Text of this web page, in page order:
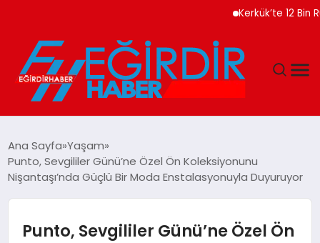
Kerkük’te 12 Bin
EĞITIM
Ana Sayfa Yaşam
Punto, Sevgililer Günü’ne Özel Ön Koleksiyonunu
Nişantaşı’nda Güçlü Bir Moda Enstalasyonuyla Duyuruyor
Punto, Sevgililer Günü’ne Özel Ön